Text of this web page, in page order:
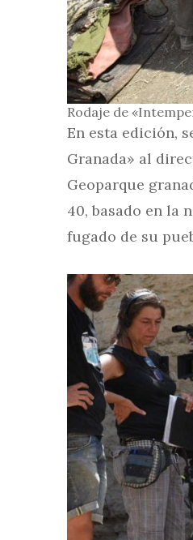
Rodaje de
En esta edición,
Granada» al
Geoparque
40, basado en la
fugado de su